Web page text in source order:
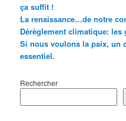
ça suffit !
La renaissance…de notre
Dérèglement climatique: les
Si nous voulons la paix, un
essentiel.
Rechercher